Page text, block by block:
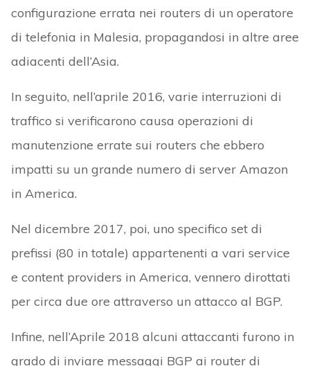
configurazione errata nei routers di un operatore
di telefonia in Malesia, propagandosi in altre aree
adiacenti dell’Asia.
In seguito, nell’aprile 2016, varie interruzioni di
traffico si verificarono causa operazioni di
manutenzione errate sui routers che ebbero
impatti su un grande numero di server Amazon
in America.
Nel dicembre 2017, poi, uno specifico set di
prefissi (80 in totale) appartenenti a vari service
e content providers in America, vennero dirottati
per circa due ore attraverso un attacco al BGP.
Infine, nell’Aprile 2018 alcuni attaccanti furono in
grado di inviare messaggi BGP ai router di